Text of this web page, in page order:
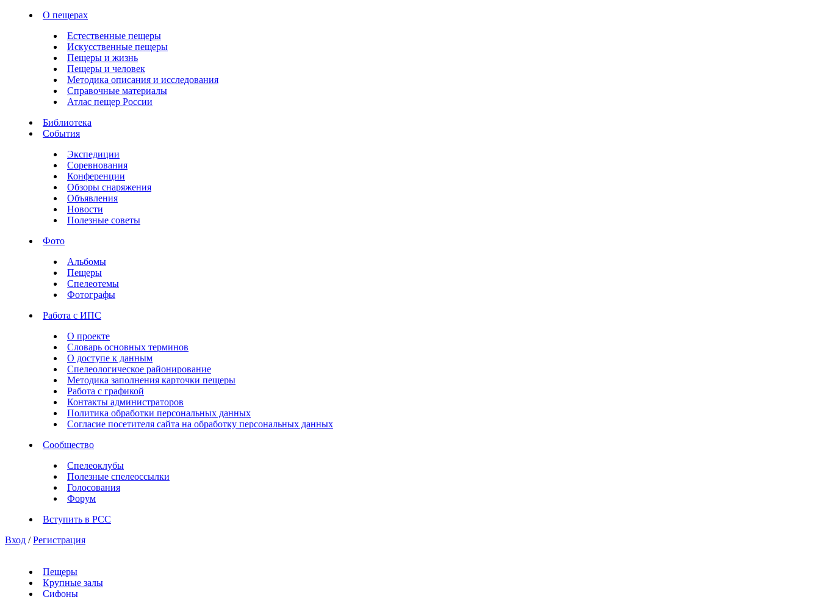
О пещерах
Естественные пещеры
Искусственные пещеры
Пещеры и жизнь
Пещеры и человек
Методика описания и исследования
Справочные материалы
Атлас пещер России
Библиотека
События
Экспедиции
Соревнования
Конференции
Обзоры снаряжения
Объявления
Новости
Полезные советы
Фото
Альбомы
Пещеры
Спелеотемы
Фотографы
Работа с ИПС
О проекте
Словарь основных терминов
О доступе к данным
Спелеологическое районирование
Методика заполнения карточки пещеры
Работа с графикой
Контакты администраторов
Политика обработки персональных данных
Согласие посетителя сайта на обработку персональных данных
Сообщество
Спелеоклубы
Полезные спелеоссылки
Голосования
Форум
Вступить в РСС
Вход / Регистрация
Пещеры
Крупные залы
Сифоны